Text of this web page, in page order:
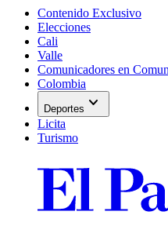
Contenido Exclusivo
Elecciones
Cali
Valle
Comunicadores en
Colombia
Deportes expand_more
Licita
Turismo